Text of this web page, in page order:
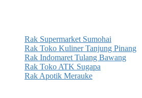
Rak Supermarket Sumohai
Rak Toko Kuliner Tanjung Pinang
Rak Indomaret Tulang Bawang
Rak Toko ATK Sugapa
Rak Apotik Merauke